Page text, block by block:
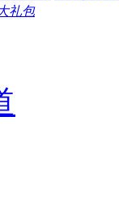
礼包